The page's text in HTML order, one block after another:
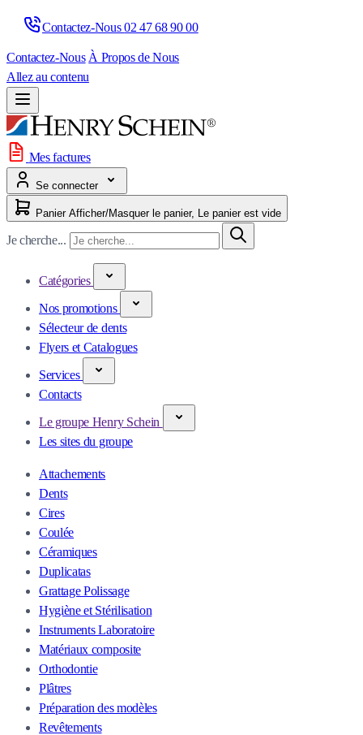
Contactez-Nous 02 47 68 90 00
Contactez-Nous À Propos de Nous
Allez au contenu
Mes factures
Se connecter
Panier Afficher/Masquer le panier, Le panier est vide
Je cherche...
Catégories
Nos promotions
Sélecteur de dents
Flyers et Catalogues
Services
Contacts
Le groupe Henry Schein
Les sites du groupe
Attachements
Dents
Cires
Coulée
Céramiques
Duplicatas
Grattage Polissage
Hygiène et Stérilisation
Instruments Laboratoire
Matériaux composite
Orthodontie
Plâtres
Préparation des modèles
Revêtements